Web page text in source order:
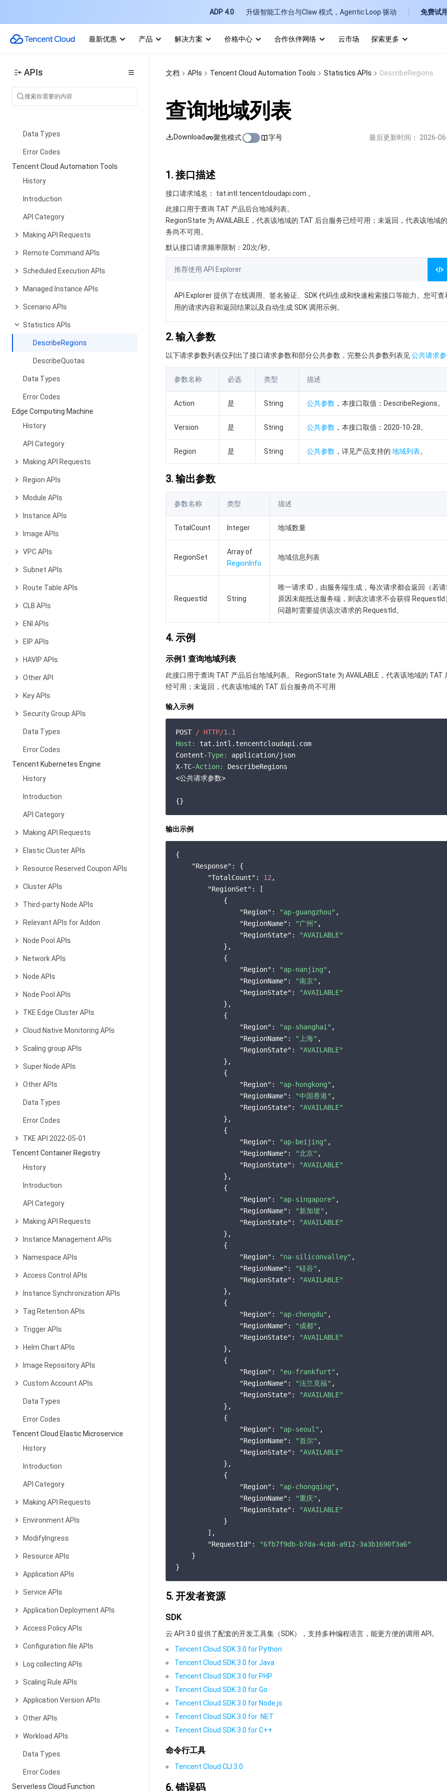
ADP 4.0 升级智能工作台与Claw 模式，Agentic Loop 驱动 免费试用
最新优惠 产品 解决方案 价格中心 合作伙伴网络 云市场 探索更多
APIs
Job APIs
Configuration Viewing-related
APIs
Data Types
Error Codes
Tencent Cloud Automation Tools
History
Introduction
API Category
Making API Requests
Remote Command APIs
Scheduled Execution APIs
Managed Instance APIs
Scenario APIs
Statistics APIs
DescribeRegions
DescribeQuotas
Data Types
Error Codes
Edge Computing Machine
History
API Category
Making API Requests
Region APIs
Module APIs
Instance APIs
Image APIs
VPC APIs
Subnet APIs
Route Table APIs
CLB APIs
ENI APIs
EIP APIs
HAVIP APIs
Other API
Key APIs
Security Group APIs
Data Types
Error Codes
Tencent Kubernetes Engine
History
Introduction
API Category
Making API Requests
Elastic Cluster APIs
Resource Reserved Coupon APIs
Cluster APIs
Third-party Node APIs
Relevant APIs for Addon
Node Pool APIs
Network APIs
Node APIs
Node Pool APIs
TKE Edge Cluster APIs
Cloud Native Monitoring APIs
Scaling group APIs
Super Node APIs
Other APIs
Data Types
Error Codes
TKE API 2022-05-01
Tencent Container Registry
History
Introduction
API Category
Making API Requests
Instance Management APIs
Namespace APIs
Access Control APIs
Instance Synchronization APIs
Tag Retention APIs
Trigger APIs
Helm Chart APIs
Image Repository APIs
Custom Account APIs
Data Types
Error Codes
Tencent Cloud Elastic Microservice
History
Introduction
API Category
Making API Requests
Environment APIs
ModifyIngress
Resource APIs
Application APIs
Service APIs
Application Deployment APIs
Access Policy APIs
Configuration file APIs
Log collecting APIs
Scaling Rule APIs
Application Version APIs
Other APIs
Workload APIs
Data Types
Error Codes
Serverless Cloud Function
文档 APIs Tencent Cloud Automation Tools Statistics APIs DescribeRegions
查询地域列表
Download 聚焦模式 字号 最后更新时间： 2026-
1. 接口描述
接口请求域名： tat.intl.tencentcloudapi.com 。
此接口用于查询 TAT 产品后台地域列表。
RegionState 为 AVAILABLE，代表该地域的 TAT 后台服务已经可用；未返回，代表该地域
务尚不可用。
默认接口请求频率限制：20次/秒。
推荐使用 API Explorer
API Explorer 提供了在线调用、签名验证、SDK 代码生成和快速检索接口等能力。您可查
用的请求内容和返回结果以及自动生成 SDK 调用示例。
2. 输入参数
以下请求参数列表仅列出了接口请求参数和部分公共参数，完整公共参数列表见公共请求
参数名称 必选 类型 描述
Action 是 String 公共参数 ，本接口取值：DescribeRegions。
Version 是 String 公共参数 ，本接口取值：2020-10-28。
Region 是 String 公共参数 ，详见产品支持的 地域列表。
3. 输出参数
参数名称 类型 描述
TotalCount Integer 地域数量
RegionSet
Array of
RegionInfo
地域信息列表
RequestId String
唯一请求 ID，由服务端生成，每次请求都会返回（若
原因未能抵达服务端，则该次请求不会获得 RequestId
问题时需要提供该次请求的 RequestId。
4. 示例
示例1 查询地域列表
此接口用于查询 TAT 产品后台地域列表。 RegionState 为 AVAILABLE，代表该地域的 TAT
经可用；未返回，代表该地域的 TAT 后台服务尚不可用
输入示例
POST / HTTP/1.1
Host:
tat.intl.tencentcloudapi.com
Content-Type:
application/json
X-TC-Action:
DescribeRegions
<公共请求参数>
输出示例
{
"Response" : {
"TotalCount" : 12 ,
"RegionSet" : [
            {
"Region" : "ap-guangzhou" ,
"RegionName" : "广州" ,
"RegionState" :
"AVAILABLE"
            },
            {
"Region" : "ap-nanjing" ,
"RegionName" : "南京" ,
"RegionState" :
"AVAILABLE"
            },
            {
"Region" : "ap-shanghai" ,
"RegionName" : "上海" ,
"RegionState" :
"AVAILABLE"
            },
            {
"Region" : "ap-hongkong" ,
"RegionName" : "中国香港" ,
"RegionState" :
"AVAILABLE"
            },
            {
"Region" : "ap-beijing" ,
"RegionName" : "北京" ,
"RegionState" :
"AVAILABLE"
            },
            {
"Region" : "ap-singapore" ,
"RegionName" : "新加坡" ,
"RegionState" :
"AVAILABLE"
            },
            {
"Region" : "na-siliconvalley" ,
"RegionName" : "硅谷" ,
"RegionState" :
"AVAILABLE"
            },
            {
"Region" : "ap-chengdu" ,
"RegionName" : "成都" ,
"RegionState" :
"AVAILABLE"
            },
            {
"Region" : "eu-frankfurt" ,
"RegionName" : "法兰克福" ,
"RegionState" :
"AVAILABLE"
            },
            {
"Region" : "ap-seoul" ,
"RegionName" : "首尔" ,
"RegionState" :
"AVAILABLE"
            },
            {
"Region" : "ap-chongqing" ,
"RegionName" : "重庆" ,
"RegionState" :
"AVAILABLE"
            }
        ],
"RequestId" :
"6fb7f9db-b7da-4cb8-a912-3a3b1690f3a6"
    }
5. 开发者资源
SDK
云 API 3.0 提供了配套的开发工具集（SDK），支持多种编程语言，能更方便的调用 API。
Tencent Cloud SDK 3.0 for Python
Tencent Cloud SDK 3.0 for Java
Tencent Cloud SDK 3.0 for PHP
Tencent Cloud SDK 3.0 for Go
Tencent Cloud SDK 3.0 for Node.js
Tencent Cloud SDK 3.0 for .NET
Tencent Cloud SDK 3.0 for C++
命令行工具
Tencent Cloud CLI 3.0
6. 错误码